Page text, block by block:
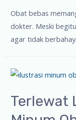
Obat bebas
dokter. Meski
agar tidak
Terlewat